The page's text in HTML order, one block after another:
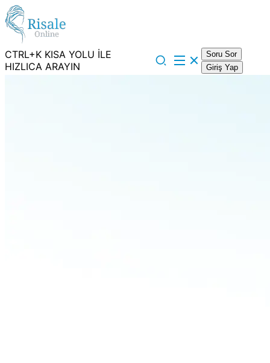
CTRL+K KISA YOLU İLE
HIZLICA ARAYIN
Soru Sor
Giriş Yap